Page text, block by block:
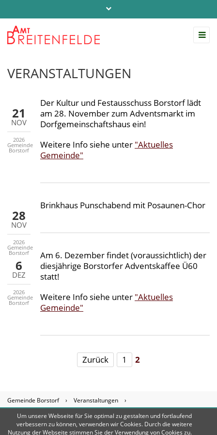
info@amt-breitenfelde.de
Startseite Amt Breitenfelde
VERANSTALTUNGEN
21
NOV
2026
Gemeinde
Borstorf
Der Kultur und Festausschuss Borstorf lädt
am 28. November zum Adventsmarkt im
Dorfgemeinschaftshaus ein!
Weitere Info siehe unter "Aktuelles
Gemeinde"
28
NOV
2026
Gemeinde
Borstorf
Brinkhaus Punschabend mit Posaunen-Chor
6
DEZ
2026
Gemeinde
Borstorf
Am 6. Dezember findet (voraussichtlich) der
diesjährige Borstorfer Adventskaffee Ü60
statt!
Weitere Info siehe unter "Aktuelles
Gemeinde"
Zurück 1 2
Gemeinde Borstorf › Veranstaltungen ›
Veranstaltungen - Listenansicht
Amt Breitenfelde© 2026 Rechte
Um unsere Webseite für Sie optimal zu gestalten und fortlaufend
verbessern zu können, verwenden wir Cookies. Durch die weitere
Nutzung der Webseite stimmen Sie der Verwendung von Cookies zu.